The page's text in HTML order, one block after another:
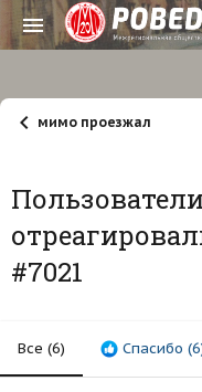
мимо проезжал
#7021
Все (6) Спасибо